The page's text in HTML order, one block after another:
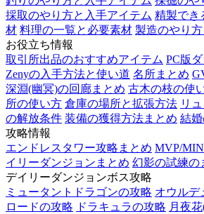
採取のやり方と入手アイテム 精製でき
材 料理の一覧と必要素材 製造のやり
お役立ち情報
取引所出品のおすすめアイテム PC版
Zenyの入手方法と使い道 名所まとめ
深淵(幽冥)の回廊まとめ 古木の枝の使
所の使い方 倉庫の場所と拡張方法 リ
の解放条件 装備の獲得方法まとめ 結
攻略情報
エンドレスタワー攻略まとめ MVP/
イリーダンジョンまとめ 幻影の試練の
デイリーダンジョンボス攻略
ミュータントドラゴンの攻略 オウルデ
ロードの攻略 ドラキュラの攻略 月夜